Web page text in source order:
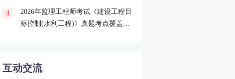
4
2026年监理工程师考试《建设工程目
标控制(水利工程)》真题考点覆盖情
互动交流